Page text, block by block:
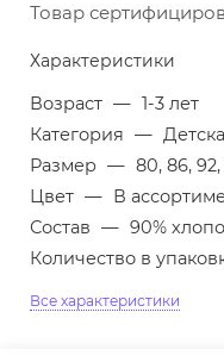
Товар
Характеристики
Возраст — 1-3 лет
Категория —
Размер — 80, 86,
Цвет — В
Состав — 90%
Количество в
Все характеристики